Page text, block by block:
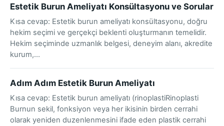
Estetik Burun Ameliyatı Konsültasyonu ve Sorular
Kısa cevap: Estetik burun ameliyatı konsültasyonu, doğru
hekim seçimi ve gerçekçi beklenti oluşturmanın temelidir.
Hekim seçiminde uzmanlık belgesi, deneyim alanı, akredite
kurum,…
Adım Adım Estetik Burun Ameliyatı
Kısa cevap: Estetik burun ameliyatı (rinoplastiRinoplasti
Burnun sekil, fonksiyon veya her ikisinin birden cerrahi
olarak yeniden duzenlenmesini ifade eden plastik cerrahi